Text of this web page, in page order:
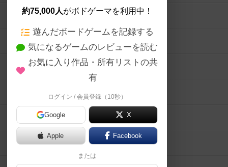
約75,000人がボドゲーマを利用中！
遊んだボードゲームを記録する
気になるゲームのレビューを読む
お気に入り作品・所有リストの共
有
ログイン / 会員登録（10秒）
Google X
Apple Facebook
または
ボードゲームの新着レビュー
ボードゲーム会情報
メカニクス特集
掲示板・トピックス
ボドとも・会員一覧
ボードゲーム業界コラム